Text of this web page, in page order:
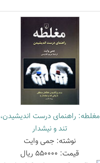
مغلطه: راهنمای درست اندیشیدن،
تند و نیشدار
نوشته: جمی وایت
قیمت: 550000 ریال